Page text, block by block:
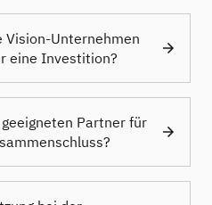
Vision-Unternehmen
eine Investition?
Partner für